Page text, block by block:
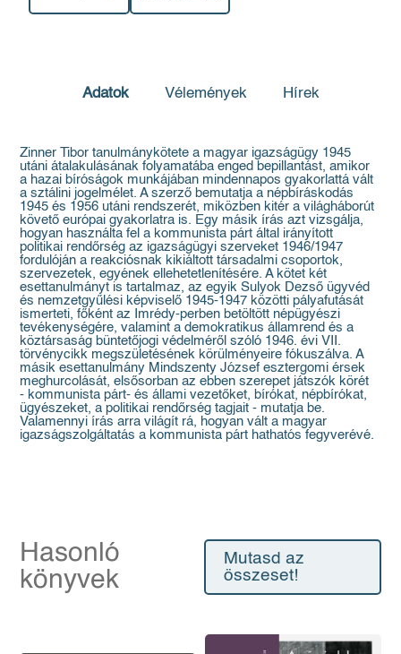
Adatok Vélemények Hírek
Zinner Tibor tanulmánykötete a magyar igazságügy 1945
utáni átalakulásának folyamatába enged bepillantást, amikor
a hazai bíróságok munkájában mindennapos gyakorlattá vált
a sztálini jogelmélet. A szerző bemutatja a népbíráskodás
1945 és 1956 utáni rendszerét, miközben kitér a világháborút
követő európai gyakorlatra is. Egy másik írás azt vizsgálja,
hogyan használta fel a kommunista párt által irányított
politikai rendőrség az igazságügyi szerveket 1946/1947
fordulóján a reakciósnak kikiáltott társadalmi csoportok,
szervezetek, egyének ellehetetlenítésére. A kötet két
esettanulmányt is tartalmaz, az egyik Sulyok Dezső ügyvéd
és nemzetgyűlési képviselő 1945-1947 közötti pályafutását
ismerteti, főként az Imrédy-perben betöltött népügyészi
tevékenységére, valamint a demokratikus államrend és a
köztársaság büntetőjogi védelméről szóló 1946. évi VII.
törvénycikk megszületésének körülményeire fókuszálva. A
másik esettanulmány Mindszenty József esztergomi érsek
meghurcolását, elsősorban az ebben szerepet játszók körét
- kommunista párt- és állami vezetőket, bírókat, népbírókat,
ügyészeket, a politikai rendőrség tagjait - mutatja be.
Valamennyi írás arra világít rá, hogyan vált a magyar
igazságszolgáltatás a kommunista párt hathatós fegyverévé.
Hasonló
könyvek
Mutasd az
összeset!